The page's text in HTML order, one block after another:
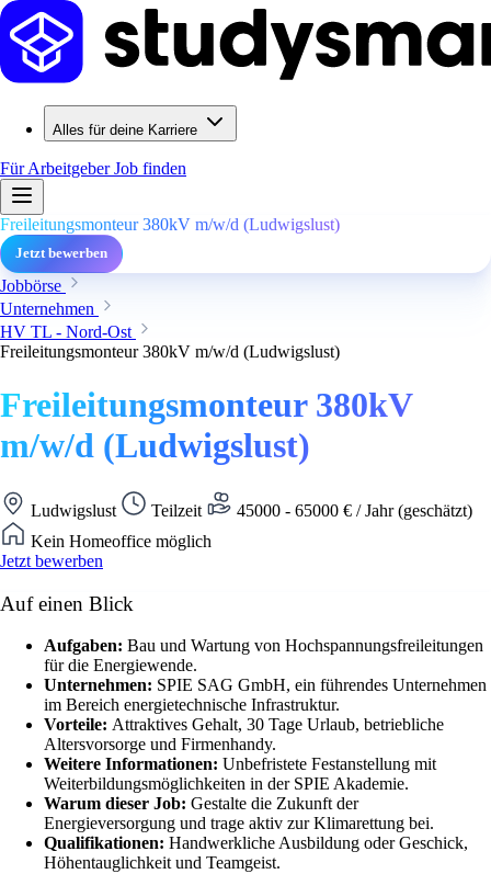
Alles für deine Karriere
Für ArbeitgeberJob finden
Freileitungsmonteur 380kV m/w/d (Ludwigslust)
Jetzt bewerben
Jobbörse
Unternehmen
HV TL - Nord-Ost
Freileitungsmonteur 380kV m/w/d (Ludwigslust)
Freileitungsmonteur 380kV
m/w/d (Ludwigslust)
Ludwigslust Teilzeit
45000 - 65000 € / Jahr (geschätzt)
Kein Homeoffice möglich
Jetzt bewerben
Auf einen Blick
Aufgaben: Bau und Wartung von Hochspannungsfreileitungen
für die Energiewende.
Unternehmen: SPIE SAG GmbH, ein führendes Unternehmen
im Bereich energietechnische Infrastruktur.
Vorteile: Attraktives Gehalt, 30 Tage Urlaub, betriebliche
Altersvorsorge und Firmenhandy.
Weitere Informationen: Unbefristete Festanstellung mit
Weiterbildungsmöglichkeiten in der SPIE Akademie.
Warum dieser Job: Gestalte die Zukunft der
Energieversorgung und trage aktiv zur Klimarettung bei.
Qualifikationen: Handwerkliche Ausbildung oder Geschick,
Höhentauglichkeit und Teamgeist.